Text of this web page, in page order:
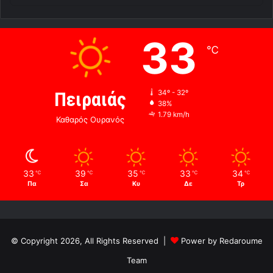
Πειραιάς
Καθαρός Ουρανός
33 ℃
34º - 32º
38%
1.79 km/h
33 ℃
Πα
39 ℃
Σα
35 ℃
Κυ
33 ℃
Δε
34 ℃
Τρ
© Copyright 2026, All Rights Reserved |
Power by Redaroume
Team